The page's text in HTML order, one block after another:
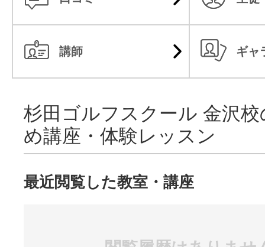
講師 ギャ
杉田ゴルフスクール 金沢
め講座・体験レッスン
最近閲覧した教室・講座